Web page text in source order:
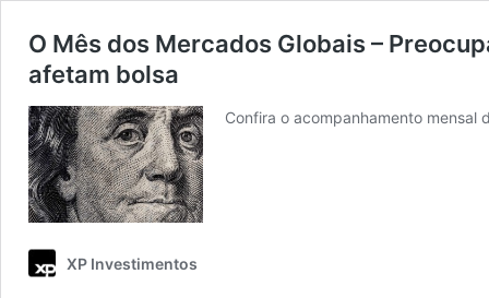
O Mês dos Mercados Globais –
afetam bolsa
Confira o acompanhamento mensal
XP Investimentos